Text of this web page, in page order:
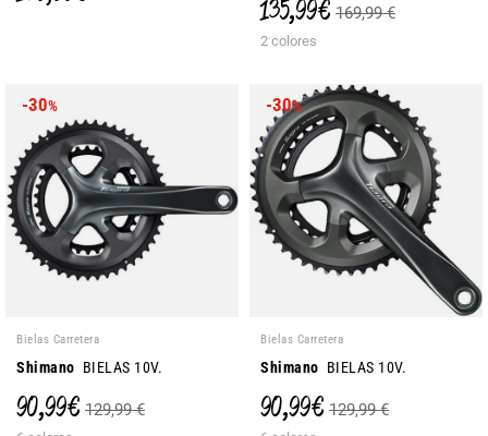
135,99 € 169,99 €
2 colores
-30%
Bielas Carretera
Shimano BIELAS 10V.
90,99 € 129,99 €
-30%
Bielas Carretera
Shimano BIELAS 10V.
90,99 € 129,99 €